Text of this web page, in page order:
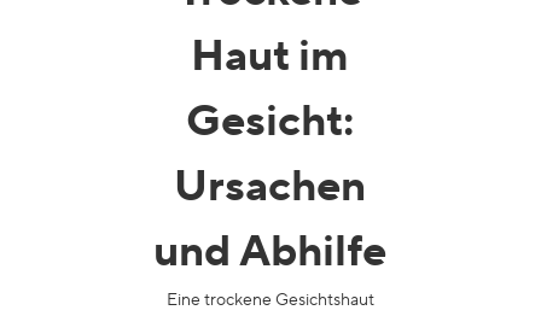
Haut im
Gesicht:
Ursachen
und Abhilfe
Eine trockene Gesichtshaut